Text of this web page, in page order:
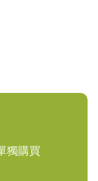
獨購買